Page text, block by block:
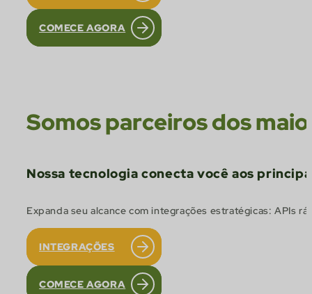
COMECE AGORA
Somos parceiros dos
Nossa tecnologia conecta você aos
Expanda seu alcance com integrações estratégicas: APIs
INTEGRAÇÕES
COMECE AGORA